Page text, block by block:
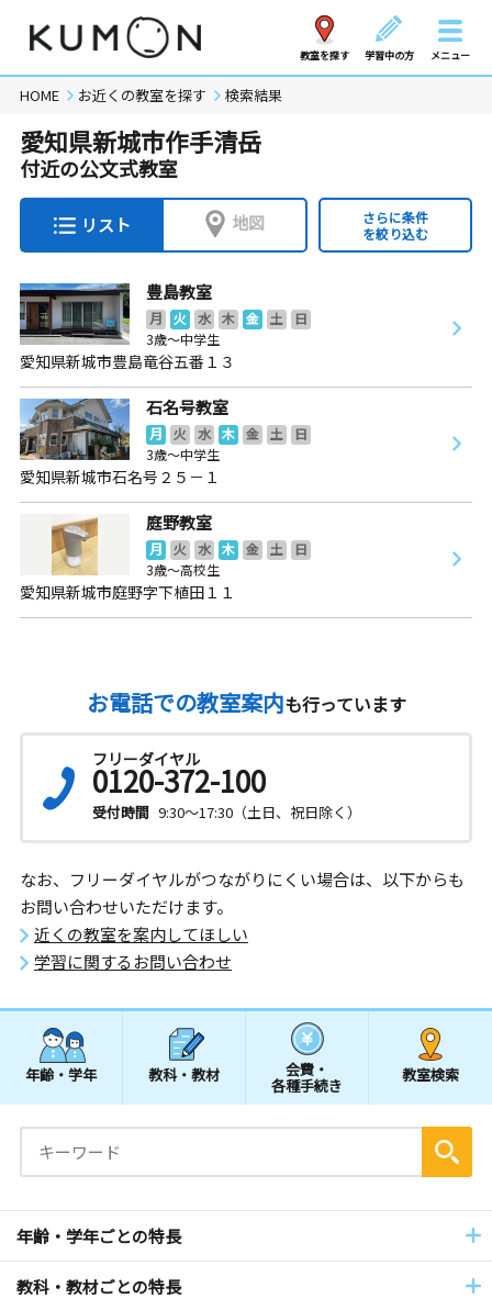
教室を探す 学習中の方 メニュー
HOME お近くの教室を探す 検索結果
愛知県新城市作手清岳
付近の公文式教室
リスト 地図
さらに条件
を絞り込む
豊島教室
月 火 水 木 金 土
日
3歳～中学生
愛知県新城市豊島竜谷五番１３
石名号教室
月 火 水 木 金 土
日
3歳～中学生
愛知県新城市石名号２５－１
庭野教室
月 火 水 木 金 土
日
3歳～高校生
愛知県新城市庭野字下植田１１
お電話での教室案内も行っています
フリーダイヤル
0120-372-100
受付時間 9:30～17:30（土日、祝日除く）
なお、フリーダイヤルがつながりにくい場合は、以下からも
お問い合わせいただけます。
近くの教室を案内してほしい
学習に関するお問い合わせ
年齢・学年 教科・教材 会費・
各種手続き
教室検索
年齢・学年ごとの特長
教科・教材ごとの特長